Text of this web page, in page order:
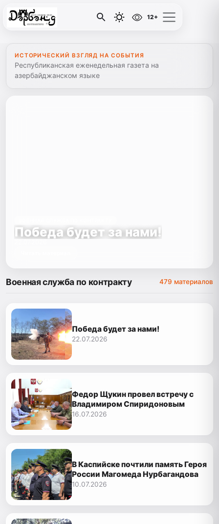
12+
ИСТОРИЧЕСКИЙ ВЗГЛЯД НА СОБЫТИЯ
Республиканская еженедельная газета на
азербайджанском языке
Победа будет за нами!
Военная служба по контракту 479 материалов
Победа будет за нами!
22.07.2026
Федор Щукин провел встречу с
Владимиром Спиридоновым
16.07.2026
В Каспийске почтили память Героя
России Магомеда Нурбагандова
10.07.2026